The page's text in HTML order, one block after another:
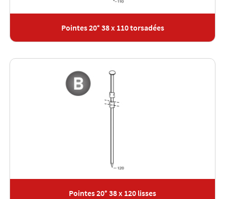
Pointes 20° 38 x 110 torsadées
Pointes 20° 38 x 120 lisses